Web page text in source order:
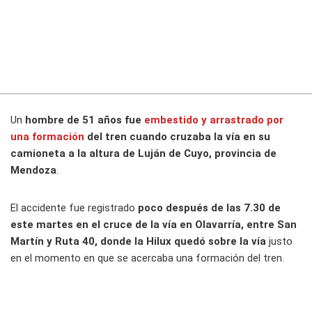
Un hombre de 51 años fue embestido y arrastrado por
una formación del tren cuando cruzaba la vía en su
camioneta a la altura de Luján de Cuyo, provincia de
Mendoza.
El accidente fue registrado poco después de las 7.30 de
este martes en el cruce de la vía en Olavarría, entre San
Martín y Ruta 40, donde la Hilux quedó sobre la vía justo
en el momento en que se acercaba una formación del tren.